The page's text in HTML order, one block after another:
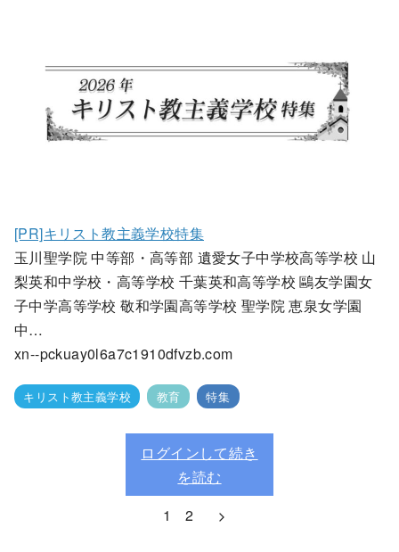
[PR]キリスト教主義学校特集
玉川聖学院 中等部・高等部 遺愛女子中学校高等学校 山
梨英和中学校・高等学校 千葉英和高等学校 鷗友学園女
子中学高等学校 敬和学園高等学校 聖学院 恵泉女学園
中…
xn--pckuay0l6a7c1910dfvzb.com
キリスト教主義学校 教育 特集
ログインして続き
を読む
1
2